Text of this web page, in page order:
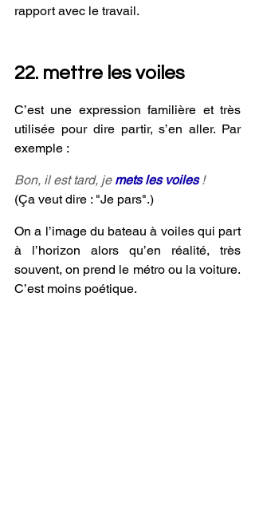
rapport avec le travail.
22. mettre les voiles
C’est une expression familière et très
utilisée pour dire partir, s’en aller. Par
exemple :
Bon, il est tard, je mets les voiles !
(Ça veut dire : "Je pars".)
On a l’image du bateau à voiles qui part
à l’horizon alors qu’en réalité, très
souvent, on prend le métro ou la voiture.
C’est moins poétique.